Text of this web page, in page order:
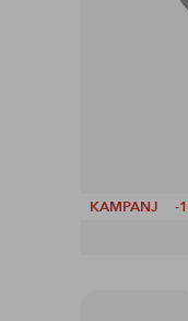
KAMPANJ -